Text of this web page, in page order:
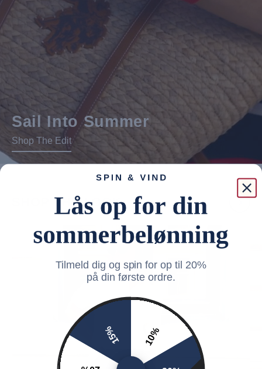
Sail Into Summer
Shop The Edit
SHOP THE LOOK
Tilmeld dig og spin for op til 20%
på din første ordre.
10%
15%